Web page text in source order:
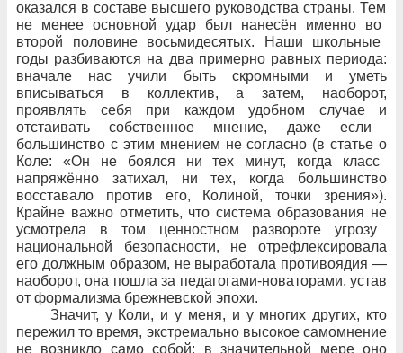
оказался в составе высшего руководства страны. Тем
не
менее основной удар был
нанесён именно во
второй половине восьмидесятых. Наши школьные
годы разбиваются на два примерно равных периода:
вначале нас учили быть скромными и
уметь
вписываться в
коллектив, а
затем, наоборот,
проявлять себя при
каждом удобном случае и
отстаивать собственное мнение, даже если
большинство с этим мнением не согласно (в статье о
Коле: «Он не
боялся ни
тех минут, когда класс
напряжённо затихал, ни
тех, когда большинство
восставало против его, Колиной, точки зрения»).
Крайне важно отметить, что система образования не
усмотрела в
том ценностном развороте угрозу
национальной безопасности, не
отрефлексировала
его должным образом, не выработала противоядия —
наоборот, она пошла за педагогами-новаторами, устав
от формализма брежневской эпохи.
Значит, у Коли, и у меня, и у многих других, кто
пережил то время, экстремально высокое самомнение
не возникло само собой: в значительной мере оно